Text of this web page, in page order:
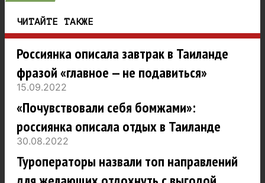
ЧИТАЙТЕ ТАКЖЕ
Россиянка описала завтрак в Таиланде
фразой «главное — не подавиться»
15.09.2022
«Почувствовали себя бомжами»:
россиянка описала отдых в Таиланде
30.08.2022
Туроператоры назвали топ направлений